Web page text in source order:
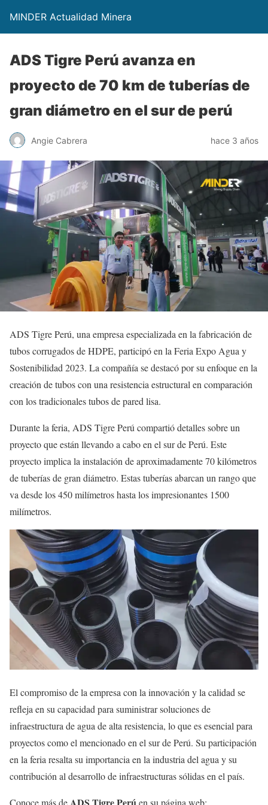
MINDER Actualidad Minera
ADS Tigre Perú avanza en
proyecto de 70 km de tuberías de
gran diámetro en el sur de perú
Angie Cabrera hace 3 años
ADS Tigre Perú, una empresa especializada en la fabricación de
tubos corrugados de HDPE, participó en la Feria Expo Agua y
Sostenibilidad 2023. La compañía se destacó por su enfoque en la
creación de tubos con una resistencia estructural en comparación
con los tradicionales tubos de pared lisa.
Durante la feria, ADS Tigre Perú compartió detalles sobre un
proyecto que están llevando a cabo en el sur de Perú. Este
proyecto implica la instalación de aproximadamente 70 kilómetros
de tuberías de gran diámetro. Estas tuberías abarcan un rango que
va desde los 450 milímetros hasta los impresionantes 1500
milímetros.
El compromiso de la empresa con la innovación y la calidad se
refleja en su capacidad para suministrar soluciones de
infraestructura de agua de alta resistencia, lo que es esencial para
proyectos como el mencionado en el sur de Perú. Su participación
en la feria resalta su importancia en la industria del agua y su
contribución al desarrollo de infraestructuras sólidas en el país.
Conoce más de en su página web: